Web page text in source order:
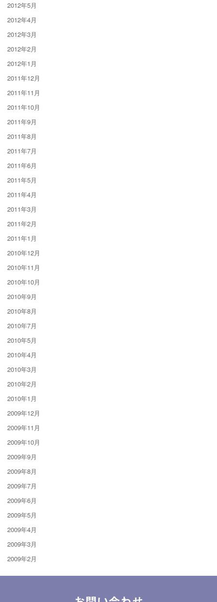
2012年5月
2012年4月
2012年3月
2012年2月
2012年1月
2011年12月
2011年11月
2011年10月
2011年9月
2011年8月
2011年7月
2011年6月
2011年5月
2011年4月
2011年3月
2011年2月
2011年1月
2010年12月
2010年11月
2010年10月
2010年9月
2010年8月
2010年7月
2010年5月
2010年4月
2010年3月
2010年2月
2010年1月
2009年12月
2009年11月
2009年10月
2009年9月
2009年8月
2009年7月
2009年6月
2009年5月
2009年4月
2009年3月
2009年2月